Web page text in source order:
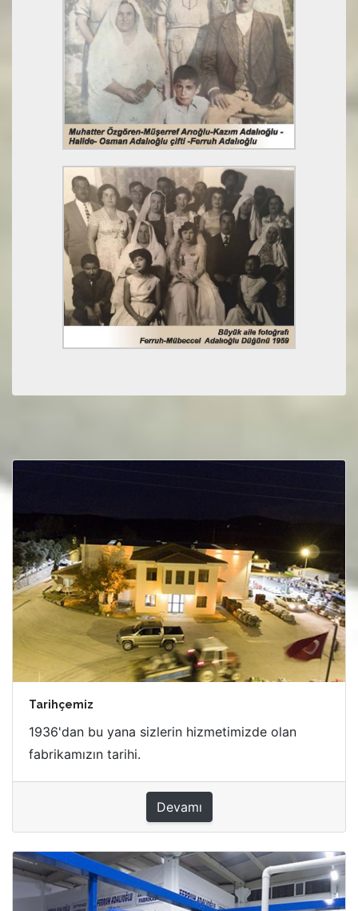
Tarihçemiz
1936'dan bu yana sizlerin hizmetimizde olan
fabrikamızın tarihi.
Devamı